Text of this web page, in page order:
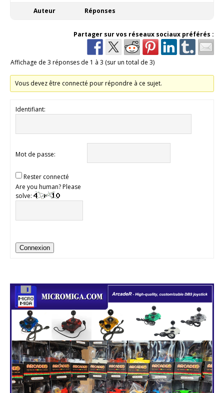
Auteur Réponses
Partager sur vos réseaux sociaux préférés :
Affichage de 3 réponses de 1 à 3 (sur un total de 3)
Vous devez être connecté pour répondre à ce sujet.
Identifiant:
Mot de passe:
Rester connecté
Are you human? Please
solve:
Connexion